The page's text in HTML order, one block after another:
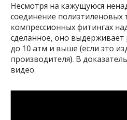
Несмотря на кажущуюся
соединение полиэтиленовых
компрессионных фитингах
сделанное, оно выдерживает
до 10 атм и выше (если это
производителя). В
видео.